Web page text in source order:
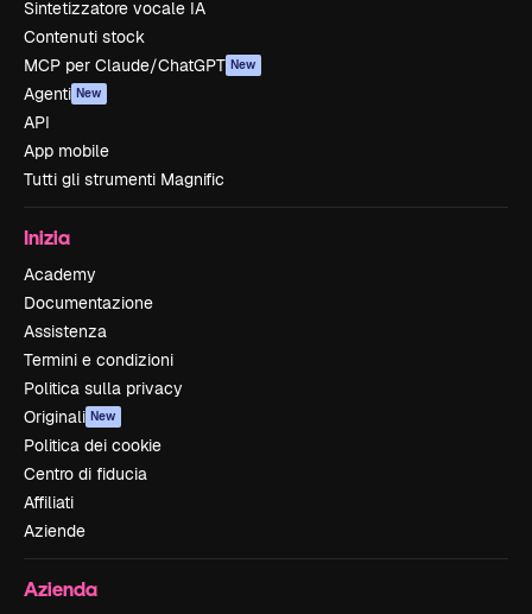
Sintetizzatore vocale IA
Contenuti stock
MCP per Claude/ChatGPT New
Agenti New
API
App mobile
Tutti gli strumenti Magnific
Inizia
Academy
Documentazione
Assistenza
Termini e condizioni
Politica sulla privacy
Originali New
Politica dei cookie
Centro di fiducia
Affiliati
Aziende
Azienda